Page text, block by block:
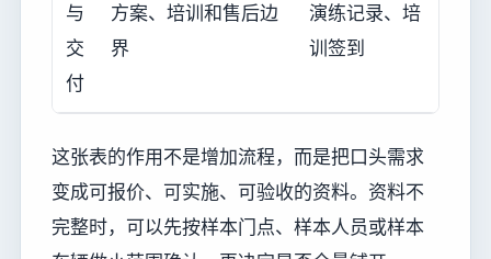
与
交
付
方案、培训和售后边
界
演练记录、培
训签到
这张表的作用不是增加流程，而是把口头需求
变成可报价、可实施、可验收的资料。资料不
完整时，可以先按样本门点、样本人员或样本